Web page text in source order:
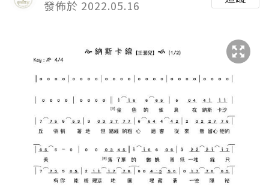
發佈於 2022.05.16